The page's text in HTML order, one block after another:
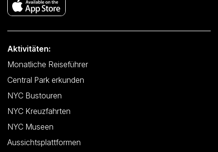
Aktivitäten:
Monatliche Reiseführer
Central Park erkunden
NYC Bustouren
NYC Kreuzfahrten
NYC Museen
Aussichtsplattformen